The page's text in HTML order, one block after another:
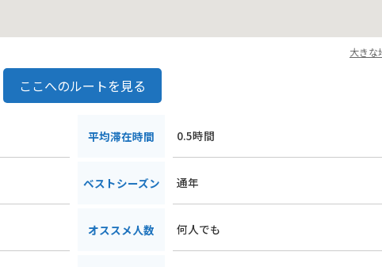
大きな
ここへのルートを見る
平均滞在時間 0.5時間
ベストシーズン 通年
オススメ人数 何人でも